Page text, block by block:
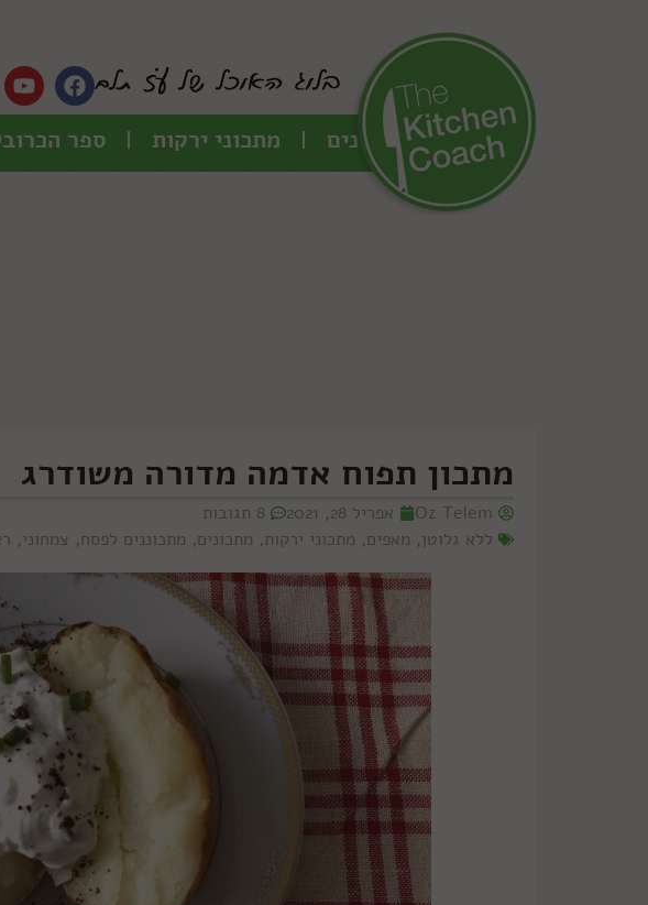
כל המתכונים מתכוני ירקות ספר
מתכון תפוח אדמה מדורה משודרג
Oz Telem אפריל 28, 2021
8 תגובות
ללא גלוטן, מאפים, מתכוני ירקות, מתכונים, מתכוננים לפסח, צמחוני,